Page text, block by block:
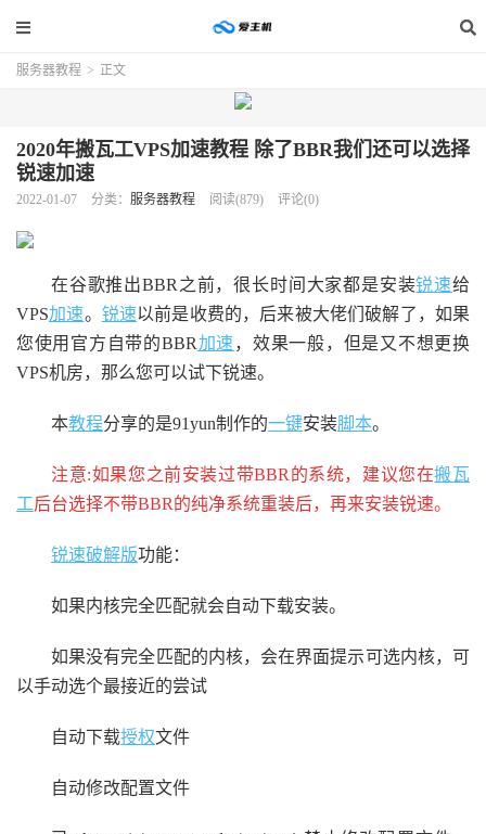
服务器教程 > 正文
2020年搬瓦工VPS加速教程 除了BBR我们还可以选择
锐速加速
2022-01-07 分类： 服务器教程 阅读(879) 评论(0)
在谷歌推出BBR之前，很长时间大家都是安装锐速给
VPS加速。 锐速以前是收费的，后来被大佬们破解了，如果
您使用官方自带的BBR加速 ，效果一般，但是又不想更换
VPS机房，那么您可以试下锐速。
本教程分享的是91yun制作的一键安装脚本。
注意:如果您之前安装过带BBR的系统，建议您在搬瓦
工后台选择不带BBR的纯净系统重装后，再来安装锐速。
锐速破解版功能：
如果内核完全匹配就会自动下载安装。
如果没有完全匹配的内核，会在界面提示可选内核，可
以手动选个最接近的尝试
自动下载授权文件
自动修改配置文件